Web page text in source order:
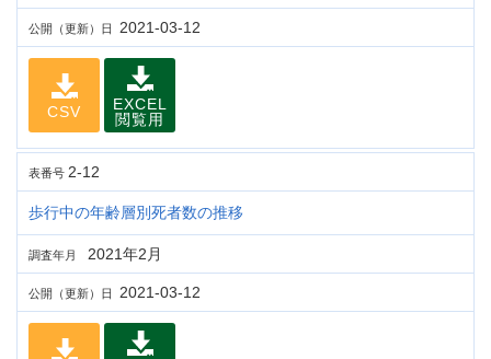
公開（更新）日 2021-03-12
CSV
EXCEL
閲覧用
表番号 2-12
歩行中の年齢層別死者数の推移
調査年月 2021年2月
公開（更新）日 2021-03-12